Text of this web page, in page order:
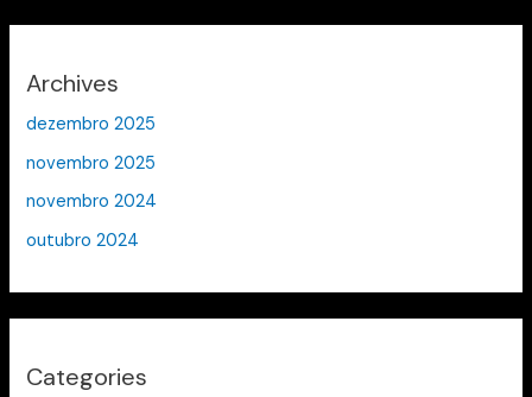
Archives
dezembro 2025
novembro 2025
novembro 2024
outubro 2024
Categories